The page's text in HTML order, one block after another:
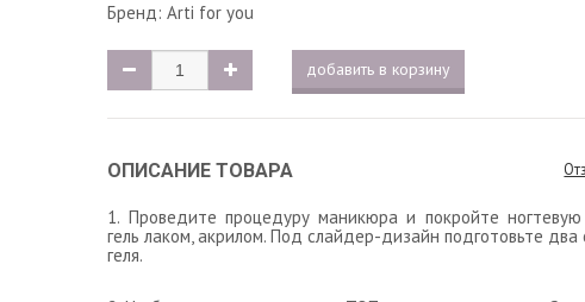
Бренд: Arti for you
добавить в корзину
ОПИСАНИЕ ТОВАРА
1. Проведите процедуру маникюра и покройте ногтевую
гель лаком, акрилом. Под слайдер-дизайн подготовьте два
геля.